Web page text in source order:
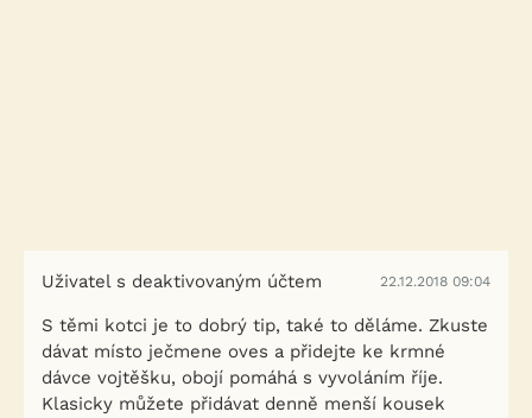
Uživatel s deaktivovaným účtem 22.12.2018 09:04
S těmi kotci je to dobrý tip, také to děláme. Zkuste
dávat místo ječmene oves a přidejte ke krmné
dávce vojtěšku, obojí pomáhá s vyvoláním říje.
Klasicky můžete přidávat denně menší kousek